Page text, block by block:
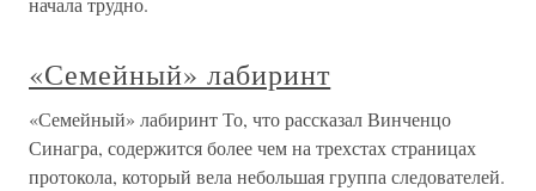
«Семейный» лабиринт
«Семейный» лабиринт То, что рассказал Винченцо
Синагра, содержится более чем на трехстах страницах
протокола, который вела небольшая группа следователей.